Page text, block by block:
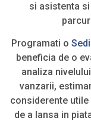
si asistenta
Programati o
beneficia de o
analiza
vanzarii,
considerente
de a lansa in